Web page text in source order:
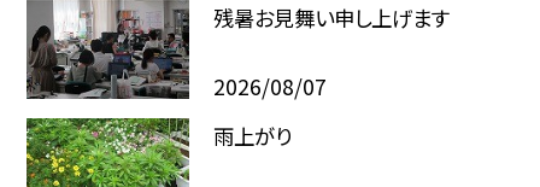
残暑お見舞い申し上げます
2026/08/07
雨上がり